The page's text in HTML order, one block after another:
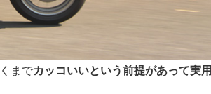
までカッコいいという前提があって実用